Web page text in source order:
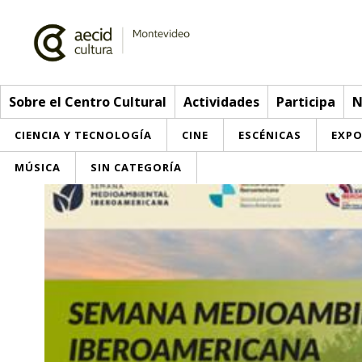
Sobre el Centro Cultural Actividades Participa
CIENCIA Y TECNOLOGÍA CINE ESCÉNICAS
MÚSICA SIN CATEGORÍA
Sobre el Centro Cultural
Red AECID
Instalaciones
Visítanos
Actividades
> Go to Actividades
This week
Inscriptions
Envíanos tu propuesta
Buzón de sugerencias
Convocatorias